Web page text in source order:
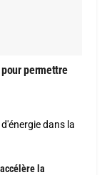
permettre
dans la
la